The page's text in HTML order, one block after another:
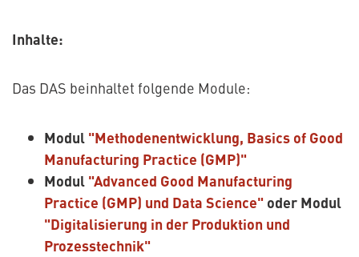
Inhalte:
Das DAS beinhaltet folgende Module:
Modul"Methodenentwicklung, Basics of Good
Manufacturing Practice (GMP)"
Modul"Advanced Good Manufacturing
Practice (GMP) und Data Science"oder Modul
"Digitalisierung in der Produktion und
Prozesstechnik"